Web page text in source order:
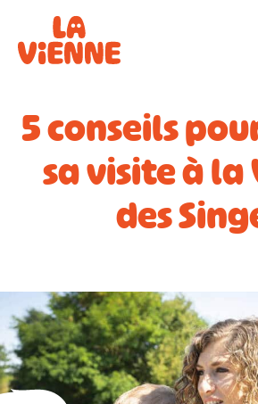
5 conseils
sa visite à la
des